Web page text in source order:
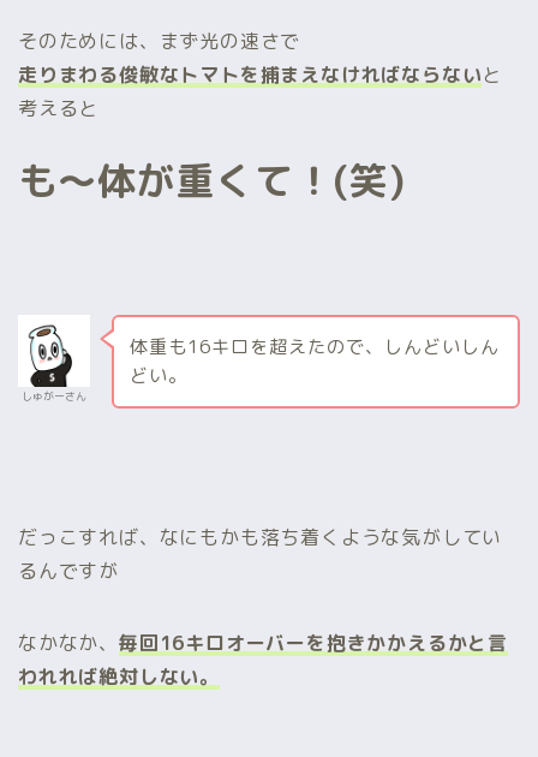
そのためには、まず光の速さで
走りまわる俊敏なトマトを捕まえなければならないと
考えると
も～体が重くて！(笑)
しゅがーさん
体重も16キロを超えたので、しんどいしん
どい。
だっこすれば、なにもかも落ち着くような気がしてい
るんですが
なかなか、 毎回16キロオーバーを抱きかかえるかと言
われれば絶対しない。